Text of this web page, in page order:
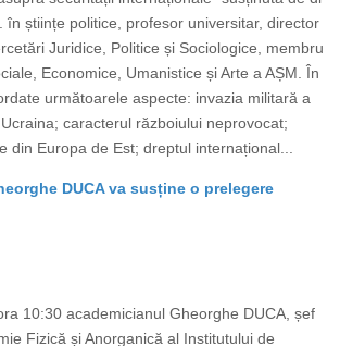
în științe politice, profesor universitar, director
Juridice, Politice și Sociologice, membru
Economice, Umanistice și Arte a AȘM. În
următoarele aspecte: invazia militară a
caracterul războiului neprovocat;
din Europa de Est; dreptul internațional...
DUCA va susține o prelegere
10:30 academicianul Gheorghe DUCA, șef
Fizică și Anorganică al Institutului de